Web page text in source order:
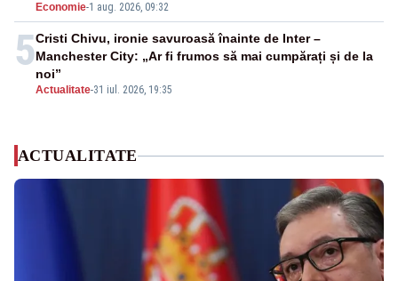
Economie-1 aug. 2026, 09:32
5
Actualitate-31 iul. 2026, 19:35
Cristi Chivu, ironie savuroasă înainte de Inter –
Manchester City: „Ar fi frumos să mai cumpărați și de la
noi”
ACTUALITATE